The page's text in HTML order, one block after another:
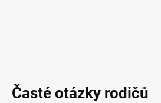
Časté otázky rodičů